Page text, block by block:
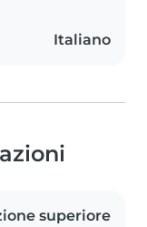
Italiano
superiore